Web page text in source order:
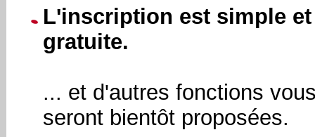
L'inscription est simple et
gratuite.
... et d'autres fonctions
seront bientôt proposées.